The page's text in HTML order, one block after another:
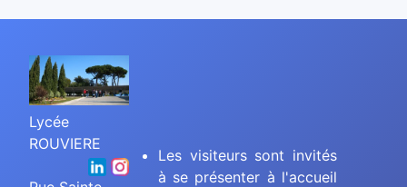
Lycée
ROUVIERE
Les visiteurs sont invités
à se présenter à l'accueil